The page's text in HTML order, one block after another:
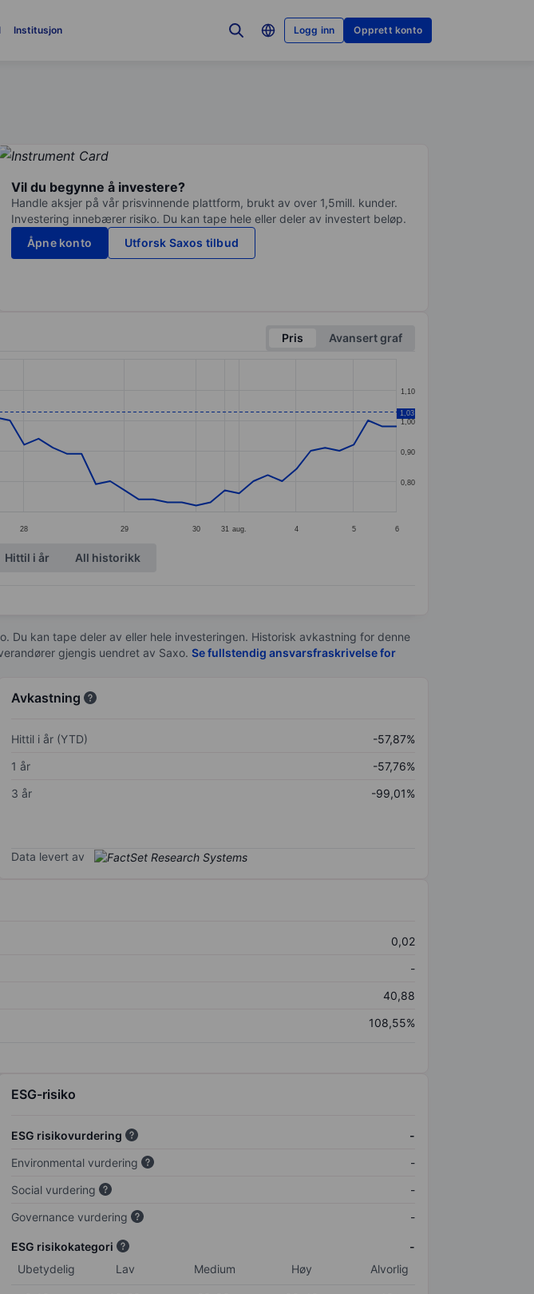
Institusjon Logg inn Opprett konto
Vil du begynne å investere?
Handle aksjer på vår prisvinnende plattform, brukt av over 1,5mill. kunder.
Investering innebærer risiko. Du kan tape hele eller deler av investert beløp.
Åpne konto
Utforsk Saxos tilbud
Pris
Avansert graf
28 29 30 31 aug. 4 5 6
0,80
0,90
1,00
1,10
1,03
Hittil i år All historikk
kan tape deler av eller hele investeringen. Historisk avkastning for denne
gjengis uendret av Saxo. Se fullstendig ansvarsfraskrivelse for
Avkastning
Hittil i år (YTD)
-57,87%
1 år
-57,76%
3 år
-99,01%
Data levert av
0,02
-
40,88
108,55%
ESG-risiko
ESG risikovurdering
-
Environmental vurdering
-
Social vurdering
-
Governance vurdering
-
ESG risikokategori
-
Ubetydelig
Lav Medium Høy Alvorlig